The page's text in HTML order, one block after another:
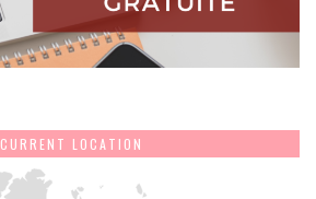
CURRENT LOCATION